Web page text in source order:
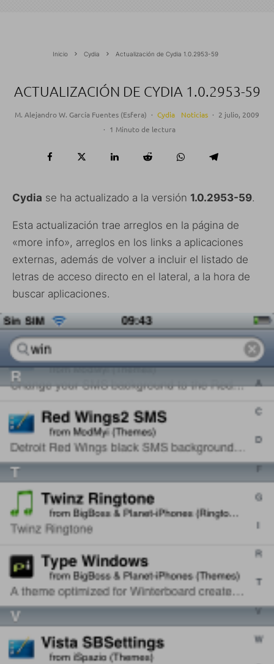
Inicio Cydia Actualización de Cydia 1.0.2953-59
ACTUALIZACIÓN DE CYDIA 1.0.2953-59
M. Alejandro W. García Fuentes (Esfera) · Cydia Noticias · 2 julio, 2009
· 1 Minuto de lectura
Cydia se ha actualizado a la versión 1.0.2953-59.
Esta actualización trae arreglos en la página de
«more info», arreglos en los links a aplicaciones
externas, además de volver a incluir el listado de
letras de acceso directo en el lateral, a la hora de
buscar aplicaciones.